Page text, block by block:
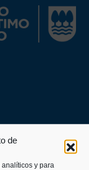
de
y para